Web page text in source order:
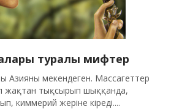
туралы мифтер
Азияны мекендеген. Массагеттер
жақтан тықсырып шыққанда,
киммерий жеріне кіреді....